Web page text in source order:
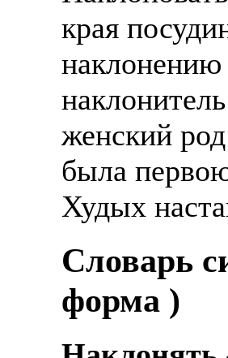
края
женский
была
Худых
Cловарь
форма )